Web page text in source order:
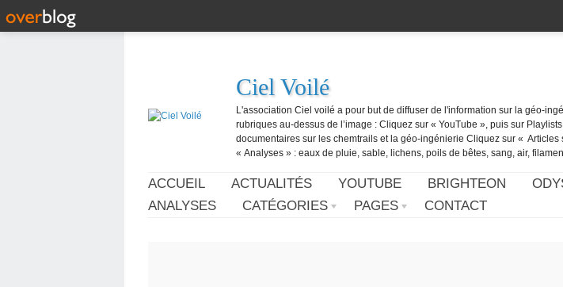
Ciel Voilé
L'association Ciel voilé a pour but de diffuser de l'information sur la géo-
rubriques au-dessus de l’image : Cliquez sur « YouTube », puis sur
documentaires sur les chemtrails et la géo-ingénierie Cliquez sur «
« Analyses » : eaux de pluie, sable, lichens, poils de bêtes, sang, air,
ACCUEIL ACTUALITÉS YOUTUBE BRIGHTEON
ANALYSES
CATÉGORIES PAGES CONTACT